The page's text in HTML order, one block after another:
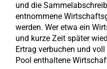
und die
entnommene
werden. Wer etwa ein
und kurze Zeit später
Ertrag verbuchen und
Pool enthaltene